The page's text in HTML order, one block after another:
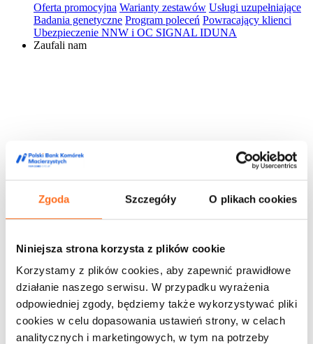
Zgoda Szczegóły O plikach cookies
Niniejsza strona korzysta z plików cookie
Korzystamy z plików cookies, aby zapewnić prawidłowe
działanie naszego serwisu. W przypadku wyrażenia
odpowiedniej zgody, będziemy także wykorzystywać pliki
cookies w celu dopasowania ustawień strony, w celach
analitycznych i marketingowych, w tym na potrzeby
Oferta promocyjna Warianty zestawów Usługi uzupełniające
Badania genetyczne Program poleceń Powracający klienci
Ubezpieczenie NNW i OC SIGNAL IDUNA
Zaufali nam